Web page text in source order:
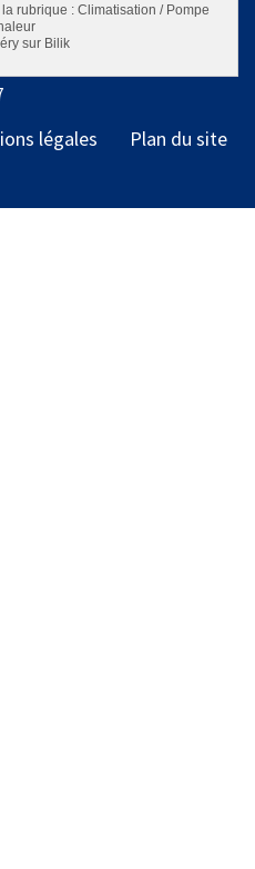
rubrique : Climatisation / Pompe
sur Bilik
légales
Plan du site